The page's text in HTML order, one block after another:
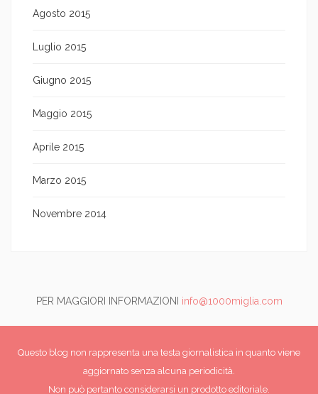
Agosto 2015
Luglio 2015
Giugno 2015
Maggio 2015
Aprile 2015
Marzo 2015
Novembre 2014
PER MAGGIORI INFORMAZIONI info@1000miglia.com
Questo blog non rappresenta una testa giornalistica in quanto viene
aggiornato senza alcuna periodicità.
Non può pertanto considerarsi un prodotto editoriale.